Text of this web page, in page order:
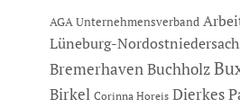
AGA Unternehmensverband
Lüneburg-
BremerhavenBuchholz
Birkel Corinna Horeis Dierkes